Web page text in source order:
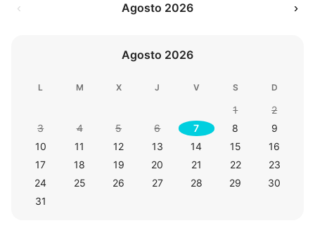
‹ Agosto 2026 ›
Agosto 2026
L M X J V S D
1
2
3
4 5 6 7 8
9
10
11 12 13 14 15
16
17
18 19 20 21 22
23
24
25 26 27 28 29
30
31